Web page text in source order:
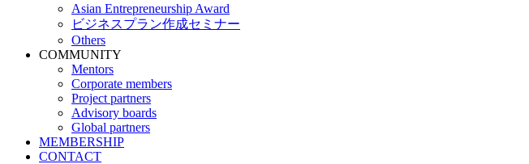
Asian Entrepreneurship Award
ビジネスプラン作成セミナー
Others
COMMUNITY
Mentors
Corporate members
Project partners
Advisory boards
Global partners
MEMBERSHIP
CONTACT